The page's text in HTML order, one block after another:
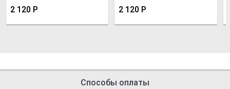
2 120 Р 2 120 Р
Способы оплаты